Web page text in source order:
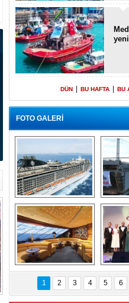
DÜN BU HAFTA BU
FOTO GALERİ
“Gemi içinde gemi”
konsepti ile MSC
Splendida
MSC'den 55 milyon
euroluk turizm geliri
müjdesi
5.
1 2 3 4 5 6